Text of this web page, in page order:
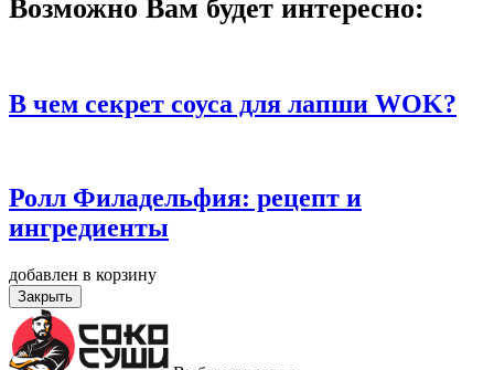
Возможно Вам будет интересно:
В чем секрет соуса для лапши WOK?
Ролл Филадельфия: рецепт и
ингредиенты
добавлен в корзину
Закрыть